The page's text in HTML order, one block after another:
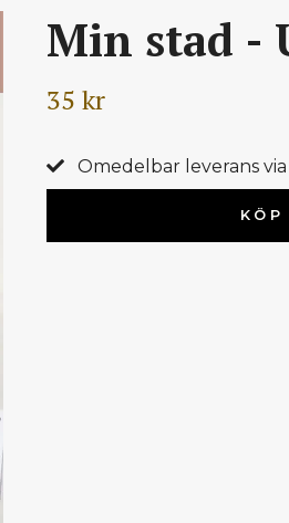
Min stad -
35 kr
Omedelbar leverans
KÖP